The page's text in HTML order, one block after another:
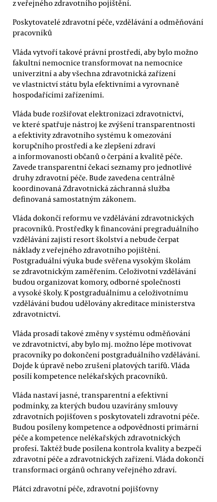
z veřejného zdravotního pojištění.
Poskytovatelé zdravotní péče, vzdělávání a odměňování
pracovníků
Vláda vytvoří takové právní prostředí, aby bylo možno
fakultní nemocnice transformovat na nemocnice
univerzitní a aby všechna zdravotnická zařízení
ve vlastnictví státu byla efektivními a vyrovnaně
hospodařícími zařízeními.
Vláda bude rozšiřovat elektronizaci zdravotnictví,
ve které spatřuje nástroj ke zvýšení transparentnosti
a efektivity zdravotního systému k omezování
korupčního prostředí a ke zlepšení zdraví
a informovanosti občanů o čerpání a kvalitě péče.
Zavede transparentní čekací seznamy pro jednotlivé
druhy zdravotní péče. Bude zavedena centrálně
koordinovaná Zdravotnická záchranná služba
definovaná samostatným zákonem.
Vláda dokončí reformu ve vzdělávání zdravotnických
pracovníků. Prostředky k financování pregraduálního
vzdělávání zajistí resort školství a nebude čerpat
náklady z veřejného zdravotního pojištění.
Postgraduální výuka bude svěřena vysokým školám
se zdravotnickým zaměřením. Celoživotní vzdělávání
budou organizovat komory, odborné společnosti
a vysoké školy. K postgraduálnímu a celoživotnímu
vzdělávání budou udělovány akreditace ministerstva
zdravotnictví.
Vláda prosadí takové změny v systému odměňování
ve zdravotnictví, aby bylo mj. možno lépe motivovat
pracovníky po dokončení postgraduálního vzdělávání.
Dojde k úpravě nebo zrušení platových tarifů. Vláda
posílí kompetence nelékařských pracovníků.
Vláda nastaví jasné, transparentní a efektivní
podmínky, za kterých budou uzavírány smlouvy
zdravotních pojišťoven s poskytovateli zdravotní péče.
Budou posíleny kompetence a odpovědnosti primární
péče a kompetence nelékařských zdravotnických
profesí. Taktéž bude posílena kontrola kvality a bezpečí
zdravotní péče a zdravotnických zařízení. Vláda dokončí
transformaci orgánů ochrany veřejného zdraví.
Plátci zdravotní péče, zdravotní pojišťovny